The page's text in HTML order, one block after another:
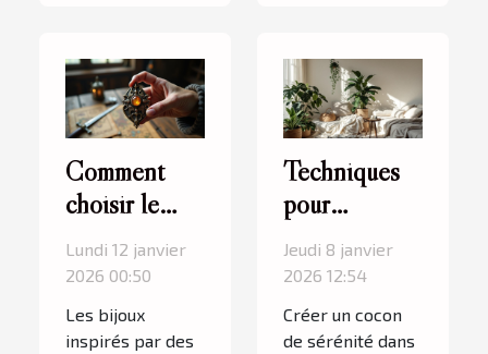
Comment
choisir le
meilleur bijou
inspiré par
une saga
épique ?
Lundi 12 janvier
2026 00:50
Les bijoux
inspirés par des
Techniques
pour
transformer
un petit
espace en un
havre de paix
Jeudi 8 janvier
2026 12:54
Créer un cocon
de sérénité dans